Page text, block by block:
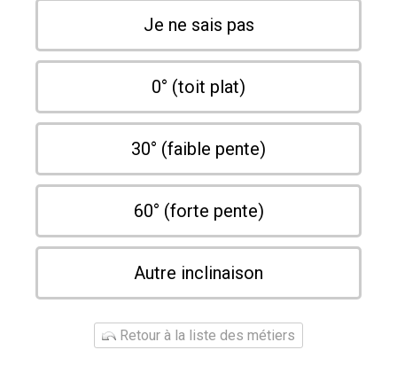
Je ne sais pas
0° (toit plat)
30° (faible pente)
60° (forte pente)
Autre inclinaison
Retour à la liste des métiers